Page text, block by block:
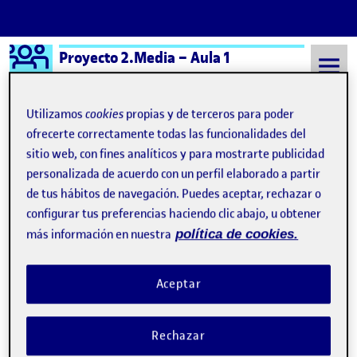
Saltar al contenido
Logo Ágora
Proyecto 2.Media – Aula 1
Semestre 20241 - Aula 1 Ivan Torres Ramos
Ivan Torres Ramos
PR2 Proyecto 2 Media
Publicado por
Ivan Torres Ramos
Fecha de publicación16 enero, 2025 10:41 pm
-comentario
La aplicación tiene dos componentes principales: Un reproductor
de audio con controles avanzados. Un visualizador que alterna
entre la webcam y un video pregrabado, con varios efectos
visuales aplicables en tiempo real. El reproductor de audio tiene
Utilizamoscookies propias y de terceros para poder
ofrecerte correctamente todas las funcionalidades del
sitio web, con fines analíticos y para mostrarte publicidad
personalizada de acuerdo con un perfil elaborado a partir
de tus hábitos de navegación. Puedes aceptar, rechazar o
configurar tus preferencias haciendo clic abajo, u obtener
más información en nuestra política de cookies.
Rechazar
Aceptar